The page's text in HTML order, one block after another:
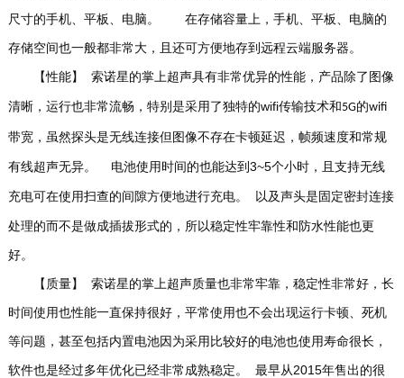
尺寸的手机、平板、电脑。 在存储容量上，手机、平板、电脑的
存储空间也一般都非常大，且还可方便地存到远程云端服务器。
【性能】 索诺星的掌上超声具有非常优异的性能，产品除了图像
清晰，运行也非常流畅，特别是采用了独特的wifi传输技术和5G的wifi
带宽，虽然探头是无线连接但图像不存在卡顿延迟，帧频速度和常规
有线超声无异。 电池使用时间的也能达到 3~5个小时，且支持无线
充电可在使用扫查的间隙方便地进行充电。 以及声头是固定密封连接
处理的而不是做成插拔形式的，所以稳定性牢靠性和防水性能也更
好。
【质量】 索诺星的掌上超声质量也非常牢靠，稳定性非常好，长
时间使用也性能一直保持很好，平常使用也不会出现运行卡顿、死机
等问题，甚至包括内置电池因为采用比较好的电池也使用寿命很长，
软件也是经过多年优化已经非常成熟稳定。 最早从 2015年售出的很